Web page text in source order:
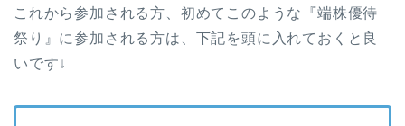
これから参加される方、初めてこのような『端株優待
祭り』に参加される方は、下記を頭に入れておくと良
いです↓